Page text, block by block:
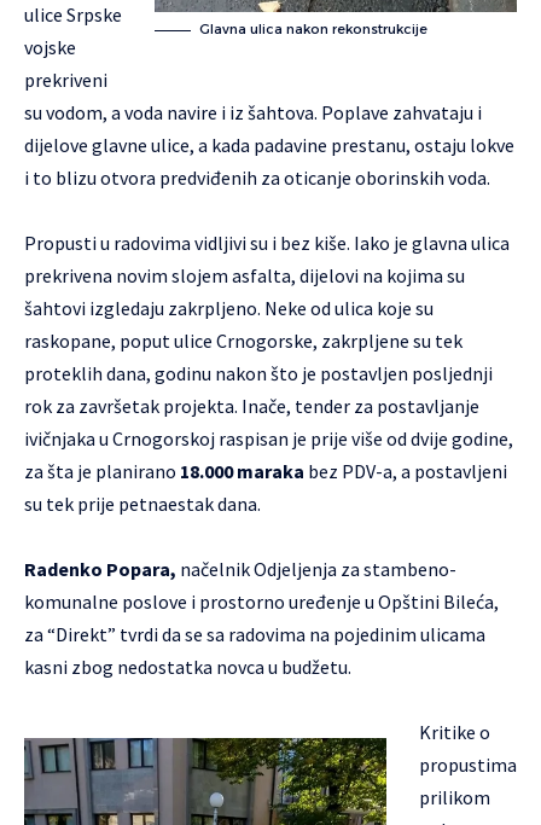
Glavna ulica nakon rekonstrukcije
ulice Srpske
vojske
prekriveni
su vodom, a voda navire i iz šahtova. Poplave zahvataju i
dijelove glavne ulice, a kada padavine prestanu, ostaju lokve
i to blizu otvora predviđenih za oticanje oborinskih voda.
Propusti u radovima vidljivi su i bez kiše. Iako je glavna ulica
prekrivena novim slojem asfalta, dijelovi na kojima su
šahtovi izgledaju zakrpljeno. Neke od ulica koje su
raskopane, poput ulice Crnogorske, zakrpljene su tek
proteklih dana, godinu nakon što je postavljen posljednji
rok za završetak projekta. Inače, tender za postavljanje
ivičnjaka u Crnogorskoj raspisan je prije više od dvije godine,
za šta je planirano 18.000 maraka bez PDV-a, a postavljeni
su tek prije petnaestak dana.
Radenko Popara, načelnik Odjeljenja za stambeno-
komunalne poslove i prostorno uređenje u Opštini Bileća,
za “Direkt” tvrdi da se sa radovima na pojedinim ulicama
kasni zbog nedostatka novca u budžetu.
Kritike o
propustima
prilikom